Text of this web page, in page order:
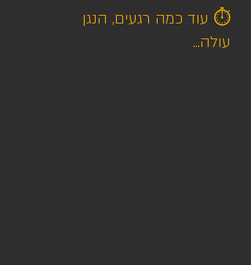
⏱️ עוד כמה רגעים, הנגן
עולה...